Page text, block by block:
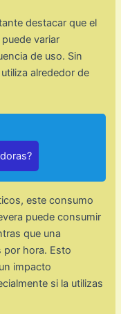
destacar que el
variar
de uso. Sin
alrededor de
este consumo
puede consumir
que una
por hora. Esto
impacto
si la utilizas